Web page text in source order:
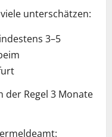
unterschätzen:
3–5
der Regel 3 Monate